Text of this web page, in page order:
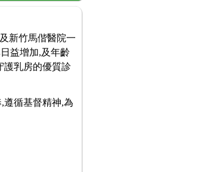
新竹馬偕醫院一
益增加,及年齡
護乳房的優質診
遵循基督精神,為